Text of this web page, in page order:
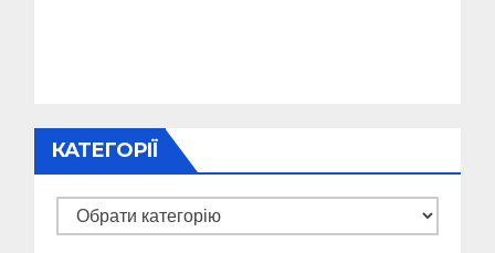
КАТЕГОРІЇ
Категорії